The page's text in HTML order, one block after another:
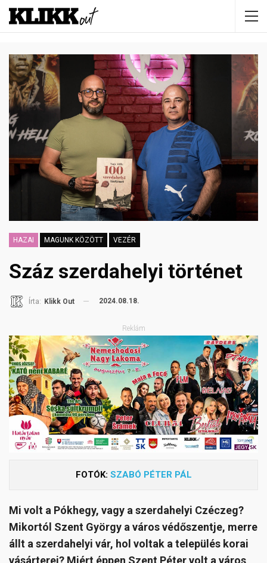
HAZAI MAGUNK KÖZÖTT VEZÉR
Száz szerdahelyi történet
Írta: Klikk Out 2024.08.18.
Reklám
FOTÓK: SZABÓ PÉTER PÁL
Mi volt a Pókhegy, vagy a szerdahelyi Czéczeg?
Mikortól Szent György a város védőszentje, merre
állt a szerdahelyi vár, hol voltak a település korai